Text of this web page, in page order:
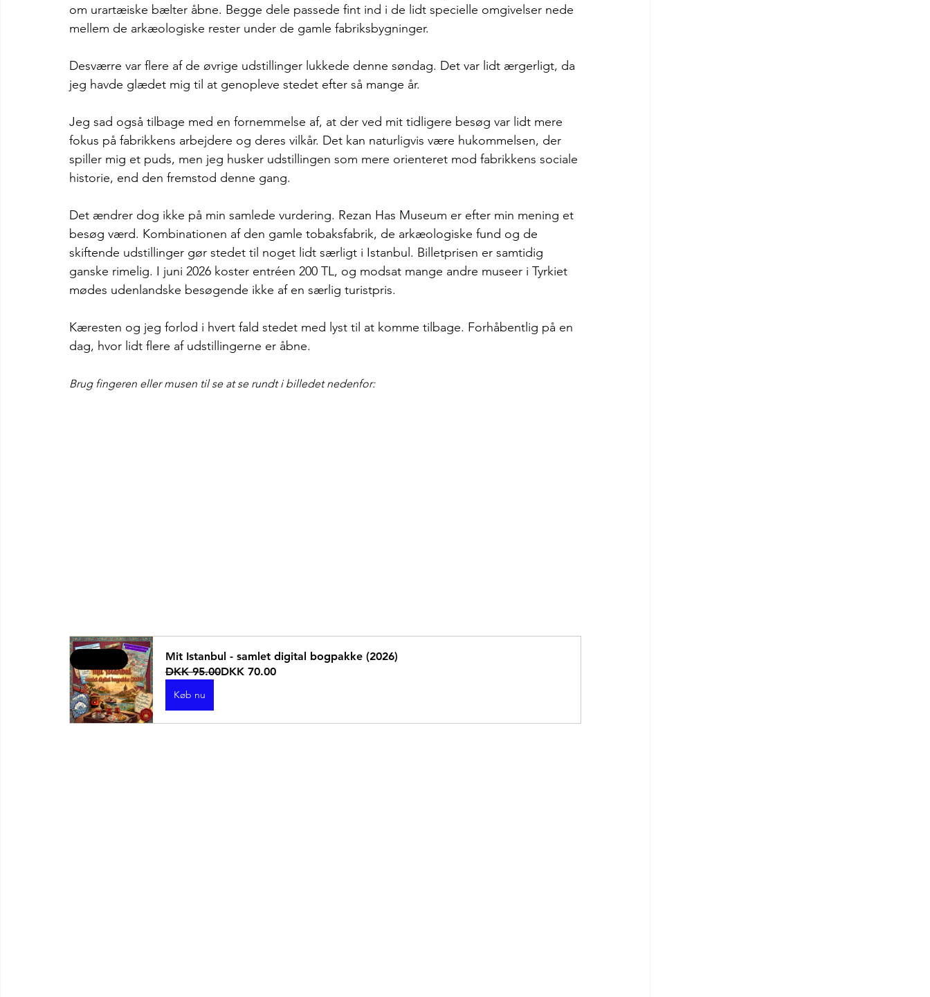
om urartæiske bælter åbne. Begge dele passede fint ind i de lidt specielle omgivelser nede
mellem de arkæologiske rester under de gamle fabriksbygninger.
Desværre var flere af de øvrige udstillinger lukkede denne søndag. Det var lidt ærgerligt, da
jeg havde glædet mig til at genopleve stedet efter så mange år.
Jeg sad også tilbage med en fornemmelse af, at der ved mit tidligere besøg var lidt mere
fokus på fabrikkens arbejdere og deres vilkår. Det kan naturligvis være hukommelsen, der
spiller mig et puds, men jeg husker udstillingen som mere orienteret mod fabrikkens sociale
historie, end den fremstod denne gang.
Det ændrer dog ikke på min samlede vurdering. Rezan Has Museum er efter min mening et
besøg værd. Kombinationen af den gamle tobaksfabrik, de arkæologiske fund og de
skiftende udstillinger gør stedet til noget lidt særligt i Istanbul. Billetprisen er samtidig
ganske rimelig. I juni 2026 koster entréen 200 TL, og modsat mange andre museer i Tyrkiet
mødes udenlandske besøgende ikke af en særlig turistpris.
Kæresten og jeg forlod i hvert fald stedet med lyst til at komme tilbage. Forhåbentlig på en
dag, hvor lidt flere af udstillingerne er åbne.
Brug fingeren eller musen til se at se rundt i billedet nedenfor:
Mit Istanbul - samlet digital bogpakke (2026)
DKK 95.00DKK 70.00
Køb nu